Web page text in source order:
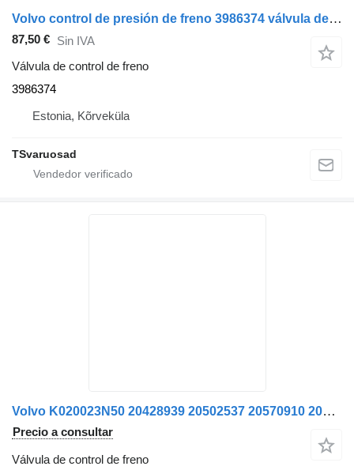
Volvo control de presión de freno 3986374 válvula de control de freno para Volvo FM9 cabeza tractora
87,50 € Sin IVA
Válvula de control de freno
3986374
Estonia, Kõrveküla
TSvaruosad
Volvo K020023N50 20428939 20502537 20570910 20828239 20828241 21122035 válvula de control de freno para Volvo FH cabeza tractora
Precio a consultar
Válvula de control de freno